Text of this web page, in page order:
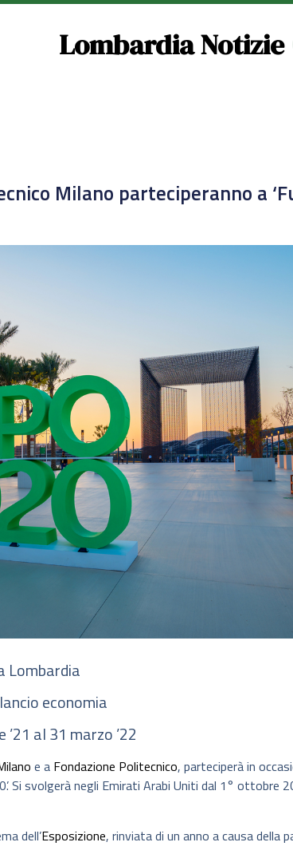
Lombardia Notizie
Milano parteciperanno a
Lombardia
economia
al 31 marzo ’22
e a Fondazione Politecnico, parteciperà in
Si svolgerà negli Emirati Arabi Uniti dal 1° ottobre
dell’Esposizione, rinviata di un anno a causa della